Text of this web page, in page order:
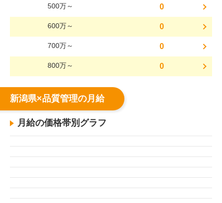
500万～ 0
600万～ 0
700万～ 0
800万～ 0
新潟県×品質管理の月給
月給の価格帯別グラフ